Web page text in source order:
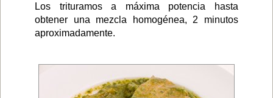
Los trituramos a máxima potencia hasta
obtener una mezcla homogénea, 2 minutos
aproximadamente.